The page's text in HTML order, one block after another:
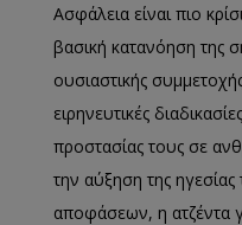
Ασφάλεια είναι πιο
βασική κατανόηση της
ουσιαστικής
ειρηνευτικές
προστασίας τους σε
την αύξηση της
αποφάσεων, η ατζέντα